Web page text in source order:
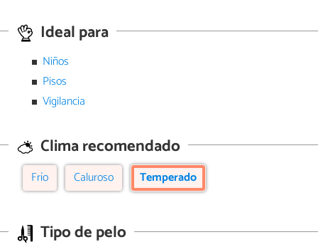
Ideal para
Niños
Pisos
Vigilancia
Clima recomendado
Frío Caluroso Temperado
Tipo de pelo